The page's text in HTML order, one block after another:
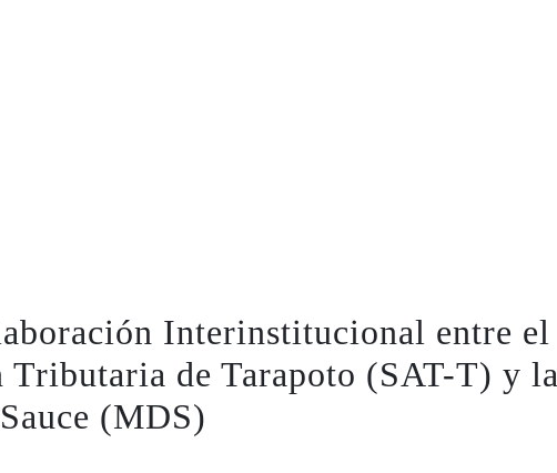
Interinstitucional entre el
de Tarapoto (SAT-T) y la
(MDS)